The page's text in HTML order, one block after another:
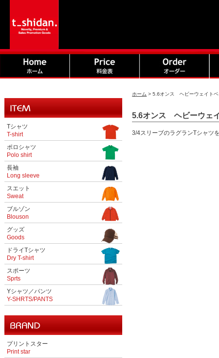
Tシャツ
T-shirt
ポロシャツ
Polo shirt
長袖
Long sleeve
スエット
Sweat
ブルゾン
Blouson
グッズ
Goods
ドライTシャツ
Dry T-shirt
スポーツ
Sprts
Yシャツ／パンツ
Y-SHRTS/PANTS
プリントスター
Print star
ホーム > 5.6オンス ヘビーウェイト
5.6オンス ヘビーウェ
3/4スリーブのラグランTシャツ